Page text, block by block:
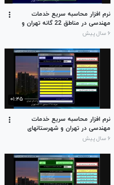
نرم افزار محاسبه سریع خدمات
مهندسی در مناطق 22 گانه تهران و
شهرستانهای اطراف براساس تعرفه
۶ سال پیش
۰۱:۴۵
نرم افزار محاسبه سریع خدمات
مهندسی در تهران و شهرستانهای
استان تهران
۶ سال پیش